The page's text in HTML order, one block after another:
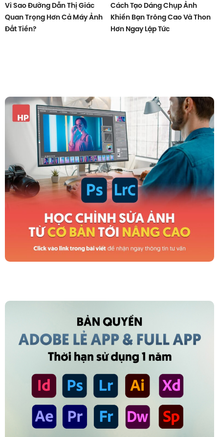
Vì Sao Đường Dẫn Thị Giác
Quan Trọng Hơn Cả Máy Ảnh
Đắt Tiền?
Cách Tạo Dáng Chụp Ảnh
Khiến Bạn Trông Cao Và Thon
Hơn Ngay Lập Tức